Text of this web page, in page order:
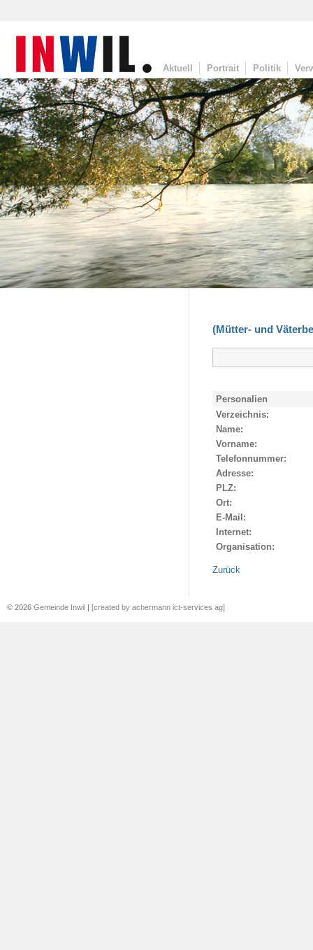
Aktuell Portrait Politik
(Mütter- und
Personalien
Verzeichnis:
Name:
Vorname:
Telefonnummer:
Adresse:
PLZ:
Ort:
E-Mail:
Internet:
Organisation:
Zurück
© 2026 Gemeinde Inwil | [created by achermann ict-services ag]